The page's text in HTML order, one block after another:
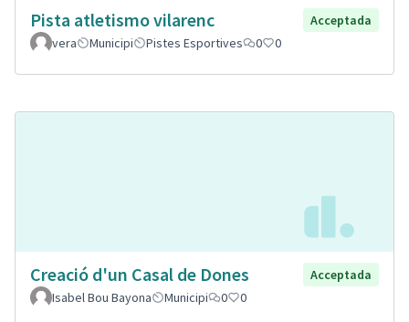
Pista atletismo vilarenc
Acceptada
vera
Municipi Pistes Esportives 0 0
Creació d'un Casal de Dones
Acceptada
Isabel Bou Bayona
Municipi 0 0